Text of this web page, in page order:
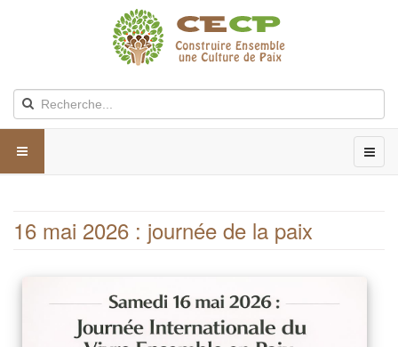
16 mai 2026 : journée de la paix